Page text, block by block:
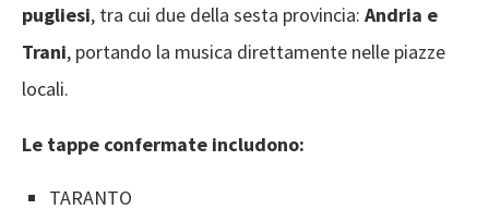
pugliesi, tra cui due della sesta provincia: Andria e
Trani, portando la musica direttamente nelle piazze
locali.​
Le tappe confermate includono:​
TARANTO